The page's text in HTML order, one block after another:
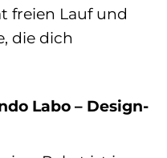
freien Lauf und
die dich
Labo – Design-